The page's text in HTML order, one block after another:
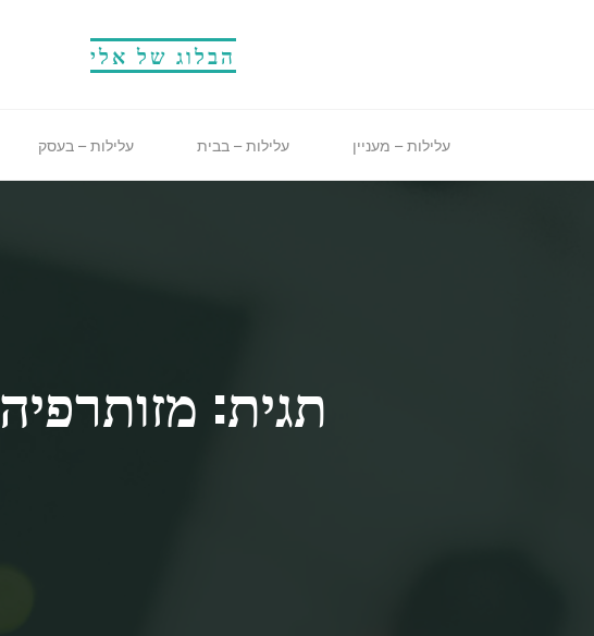
הבלוג של אלי
עלילות – מעניין עלילות – בבית עלילות – בעסק
תגית: מזותרפיה